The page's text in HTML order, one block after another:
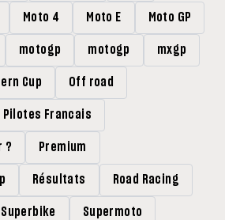
Moto 4 Moto E Moto GP
motogp motogp mxgp
Cup Off road
Pilotes Francais
? Premium
Résultats Road Racing
Superbike Supermoto